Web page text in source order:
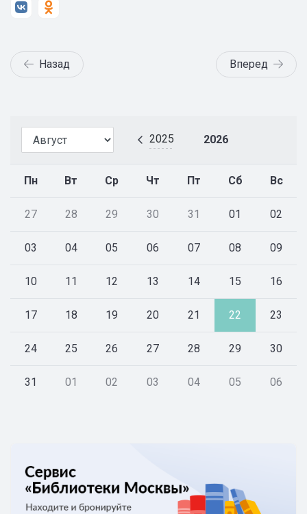
2025 2026
Пн Вт Ср Чт Пт Сб Вс
27 28 29 30 31 01 02
03 04 05 06 07 08 09
10 11 12 13 14 15 16
17 18 19 20 21 22 23
24 25 26 27 28 29 30
31 01 02 03 04 05 06
Назад Вперед